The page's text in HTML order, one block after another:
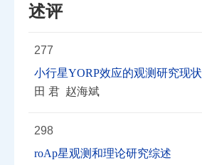
述评
277
小行星YORP效应的观测研究现状
田 君 赵海斌
298
roAp星观测和理论研究综述